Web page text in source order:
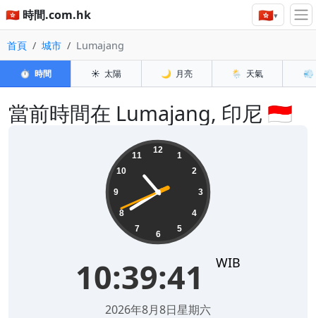
🇭🇰 時間.com.hk 🇭🇰▾
首頁 城市 Lumajang
⏱️ 時間 ☀️ 太陽 🌙 月亮 🌦️ 天氣 💨
當前時間在 Lumajang, 印尼 🇮🇩
12
1
2
3
4
5
6
7
8
9
10
11
10:39:41 WIB
2026年8月8日星期六